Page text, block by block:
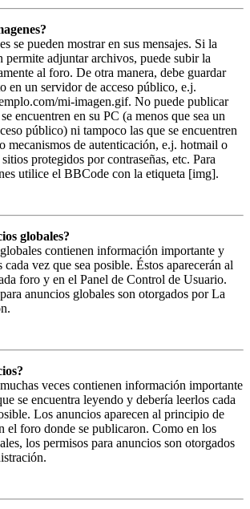
se pueden mostrar en sus mensajes. Si la
permite adjuntar archivos, puede subir la
al foro. De otra manera, debe guardar
en un servidor de acceso público, e.j.
mi-imagen.gif. No puede publicar
encuentren en su PC (a menos que sea un
público) ni tampoco las que se encuentren
mecanismos de autenticación, e.j. hotmail o
protegidos por contraseñas, etc. Para
utilice el BBCode con la etiqueta [img].
globales?
contienen información importante y
cada vez que sea posible. Éstos aparecerán al
foro y en el Panel de Control de Usuario.
anuncios globales son otorgados por La
veces contienen información importante
se encuentra leyendo y debería leerlos cada
Los anuncios aparecen al principio de
el foro donde se publicaron. Como en los
los permisos para anuncios son otorgados